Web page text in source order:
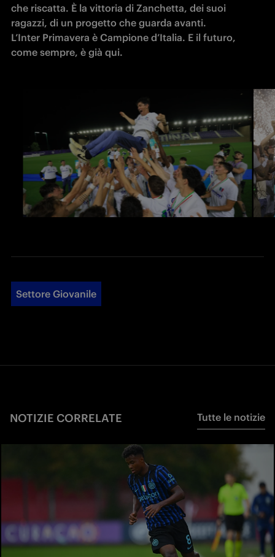
che riscatta. È la vittoria di Zanchetta, dei suoi
ragazzi, di un progetto che guarda avanti.
L’Inter Primavera è Campione d’Italia. E il futuro,
come sempre, è già qui.
Settore Giovanile
NOTIZIE CORRELATE Tutte le notizie